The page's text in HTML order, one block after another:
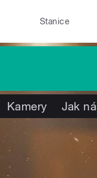
Stanice
Kamery Jak